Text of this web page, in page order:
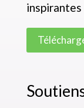
inspirantes